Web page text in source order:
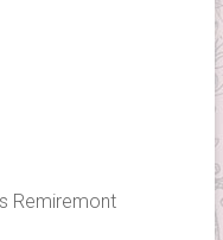
Remiremont